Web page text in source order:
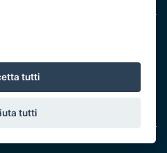
tutti
tutti